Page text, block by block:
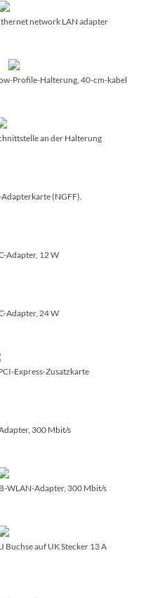
network LAN adapter
Profile-Halterung, 40-cm-kabel
an der Halterung
(NGFF).
Adapter, 12 W
Adapter, 24 W
Express-Zusatzkarte
300 Mbit/­s
WLAN-Adapter, 300 Mbit/­s
Buchse auf UK Stecker 13 A